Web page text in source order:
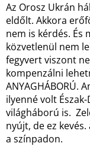
Az Orosz Ukrán
eldőlt. Akkora
nem is kérdés. És
közvetlenül nem
fegyvert viszont
kompenzálni
ANYAGHÁBORÚ.
ilyenné volt
világháború is.
nyújt, de ez
a színpadon.